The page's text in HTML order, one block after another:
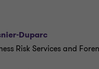
Duparc
Risk Services and